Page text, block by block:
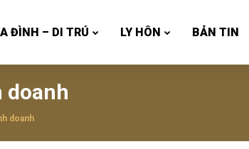
ĐÌNH – DI TRÚ LY HÔN BẢN TIN
doanh
doanh